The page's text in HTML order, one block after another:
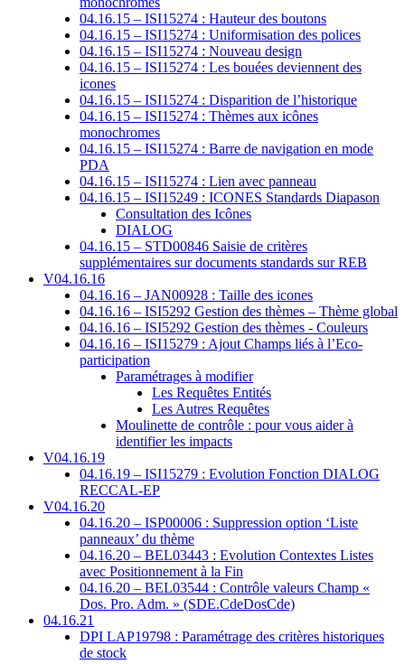
04.16.15 – ISI15274 : Hauteur des boutons
04.16.15 – ISI15274 : Uniformisation des polices
04.16.15 – ISI15274 : Nouveau design
04.16.15 – ISI15274 : Les bouées deviennent des
icones
04.16.15 – ISI15274 : Disparition de l’historique
04.16.15 – ISI15274 : Thèmes aux icônes
monochromes
04.16.15 – ISI15274 : Barre de navigation en mode
PDA
04.16.15 – ISI15274 : Lien avec panneau
04.16.15 – ISI15249 : ICONES Standards Diapason
Consultation des Icônes
DIALOG
04.16.15 – STD00846 Saisie de critères
supplémentaires sur documents standards sur REB
V04.16.16
04.16.16 – JAN00928 : Taille des icones
04.16.16 – ISI5292 Gestion des thèmes – Thème global
04.16.16 – ISI5292 Gestion des thèmes - Couleurs
04.16.16 – ISI15279 : Ajout Champs liés à l’Eco-
participation
Paramétrages à modifier
Les Requêtes Entités
Les Autres Requêtes
Moulinette de contrôle : pour vous aider à
identifier les impacts
V04.16.19
04.16.19 – ISI15279 : Evolution Fonction DIALOG
RECCAL-EP
V04.16.20
04.16.20 – ISP00006 : Suppression option ‘Liste
panneaux’ du thème
04.16.20 – BEL03443 : Evolution Contextes Listes
avec Positionnement à la Fin
04.16.20 – BEL03544 : Contrôle valeurs Champ «
Dos. Pro. Adm. » (SDE.CdeDosCde)
04.16.21
DPI LAP19798 : Paramétrage des critères historiques
de stock